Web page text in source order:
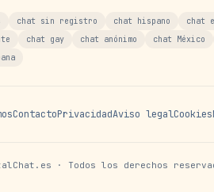
chat sin registro chat hispano chat
chat gay chat anónimo chat México
ContactoPrivacidadAviso legalCookies
· Todos los derechos